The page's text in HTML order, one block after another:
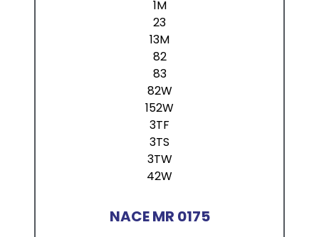
1M
23
13M
82
83
82W
152W
3TF
3TS
3TW
42W
NACE MR 0175